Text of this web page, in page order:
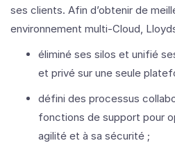
ses clients. Afin d’obtenir de
environnement multi-Cloud,
éliminé ses silos et unifié
et privé sur une seule
défini des processus
fonctions de support pour
agilité et à sa sécurité ;